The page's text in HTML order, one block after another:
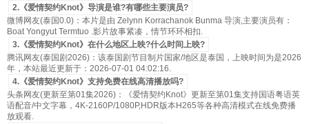
2.《爱情契约Knot》导演是谁?有哪些主要演员?
微博网友(泰国0.0)：本片是由 Zelynn Korrachanok Bunma 导演,主要演员有：
Boat Yongyut Termtuo .影片故事紧凑，情节环环相扣.
3.《爱情契约Knot》在什么地区上映?什么时间上映?
腾讯网友(泰国剧2026)：该泰国剧节目制片国家/地区是泰国，上映时间为是2026
年，本站最近更新于：2026-07-01 04:02:16.
4.《爱情契约Knot》支持免费在线高清播放吗?
头条网友(更新至第01集2026)：《爱情契约Knot》更新至第01集支持国语粤语英
语配音/中文字幕，4K-2160P/1080P,HDR版本H265等各种高清模式在线免费播
放观看.